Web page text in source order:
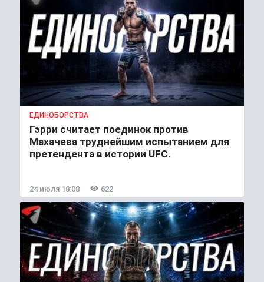
ЕДИНОБОРСТВА
Гэрри считает поединок против
Махачева труднейшим испытанием для
претендента в истории UFC.
24 июля 18:08 622